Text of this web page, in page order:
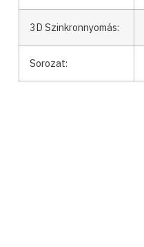
3D Szinkronnyomás:
Sorozat: